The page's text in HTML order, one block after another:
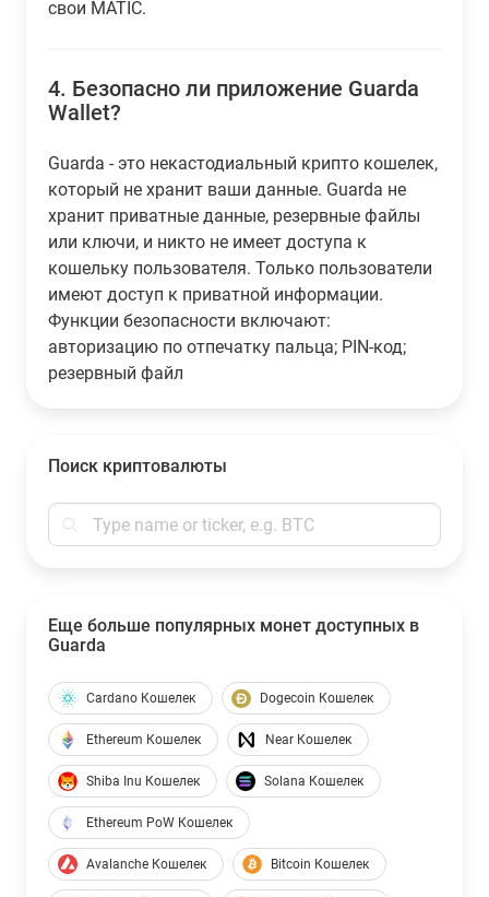
свои MATIC.
4. Безопасно ли приложение Guarda
Wallet?
Guarda - это некастодиальный крипто кошелек,
который не хранит ваши данные. Guarda не
хранит приватные данные, резервные файлы
или ключи, и никто не имеет доступа к
кошельку пользователя. Только пользователи
имеют доступ к приватной информации.
Функции безопасности включают:
авторизацию по отпечатку пальца; PIN-код;
резервный файл
Поиск криптовалюты
Еще больше популярных монет доступных в
Guarda
Cardano Кошелек Dogecoin Кошелек
Ethereum Кошелек Near Кошелек
Shiba Inu Кошелек Solana Кошелек
Ethereum PoW Кошелек
Avalanche Кошелек Bitcoin Кошелек